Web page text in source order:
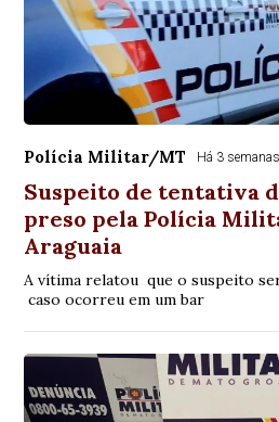
Polícia Militar/MT Há 3 semanas
Suspeito de tentativa
preso pela Polícia
Araguaia
A vítima relatou que o suspeito
caso ocorreu em um bar